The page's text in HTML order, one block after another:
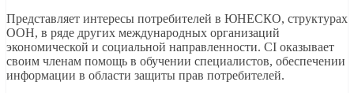
Представляет интересы потребителей в ЮНЕСКО, структурах
ООН, в ряде других международных организаций
экономической и социальной направленности. CI оказывает
своим членам помощь в обучении специалистов, обеспечении
информации в области защиты прав потребителей.